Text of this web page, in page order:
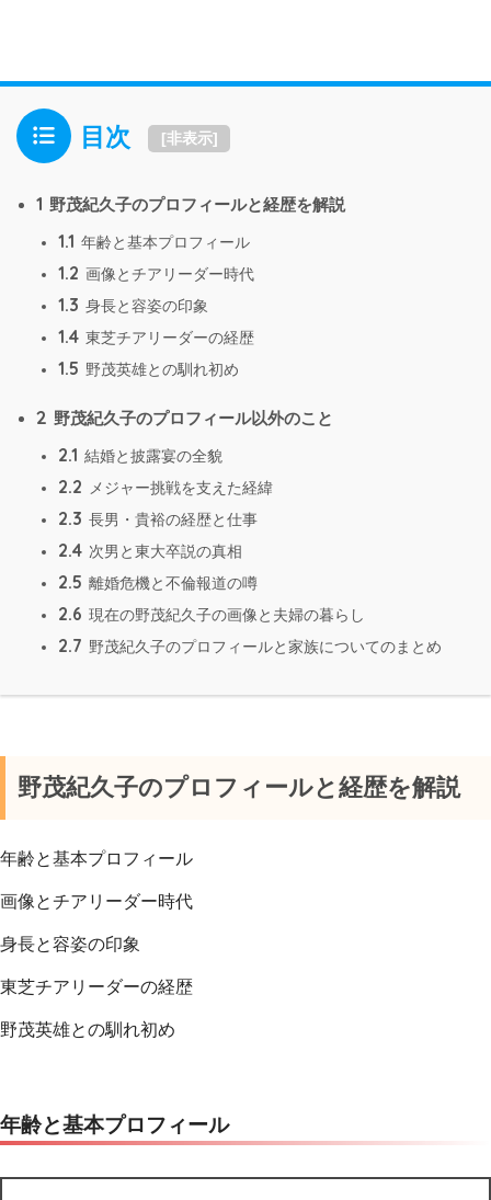
目次 [非表示]
1 野茂紀久子のプロフィールと経歴を解説
1.1 年齢と基本プロフィール
1.2 画像とチアリーダー時代
1.3 身長と容姿の印象
1.4 東芝チアリーダーの経歴
1.5 野茂英雄との馴れ初め
2 野茂紀久子のプロフィール以外のこと
2.1 結婚と披露宴の全貌
2.2 メジャー挑戦を支えた経緯
2.3 長男・貴裕の経歴と仕事
2.4 次男と東大卒説の真相
2.5 離婚危機と不倫報道の噂
2.6 現在の野茂紀久子の画像と夫婦の暮らし
2.7 野茂紀久子のプロフィールと家族についてのまとめ
野茂紀久子のプロフィールと経歴を解説
年齢と基本プロフィール
画像とチアリーダー時代
身長と容姿の印象
東芝チアリーダーの経歴
野茂英雄との馴れ初め
年齢と基本プロフィール